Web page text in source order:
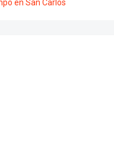
en San Carlos